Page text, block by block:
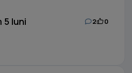
5 luni 2 0